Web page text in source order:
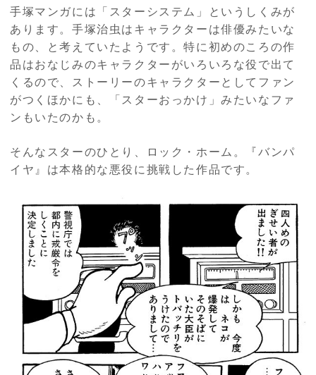
手塚マンガには「スターシステム」というしくみが
あります。手塚治虫はキャラクターは俳優みたいな
もの、と考えていたようです。特に初めのころの作
品はおなじみのキャラクターがいろいろな役で出て
くるので、ストーリーのキャラクターとしてファン
がつくほかにも、「スターおっかけ」みたいなファ
ンもいたのかも。
そんなスターのひとり、ロック・ホーム。『バンパ
イヤ』は本格的な悪役に挑戦した作品です。